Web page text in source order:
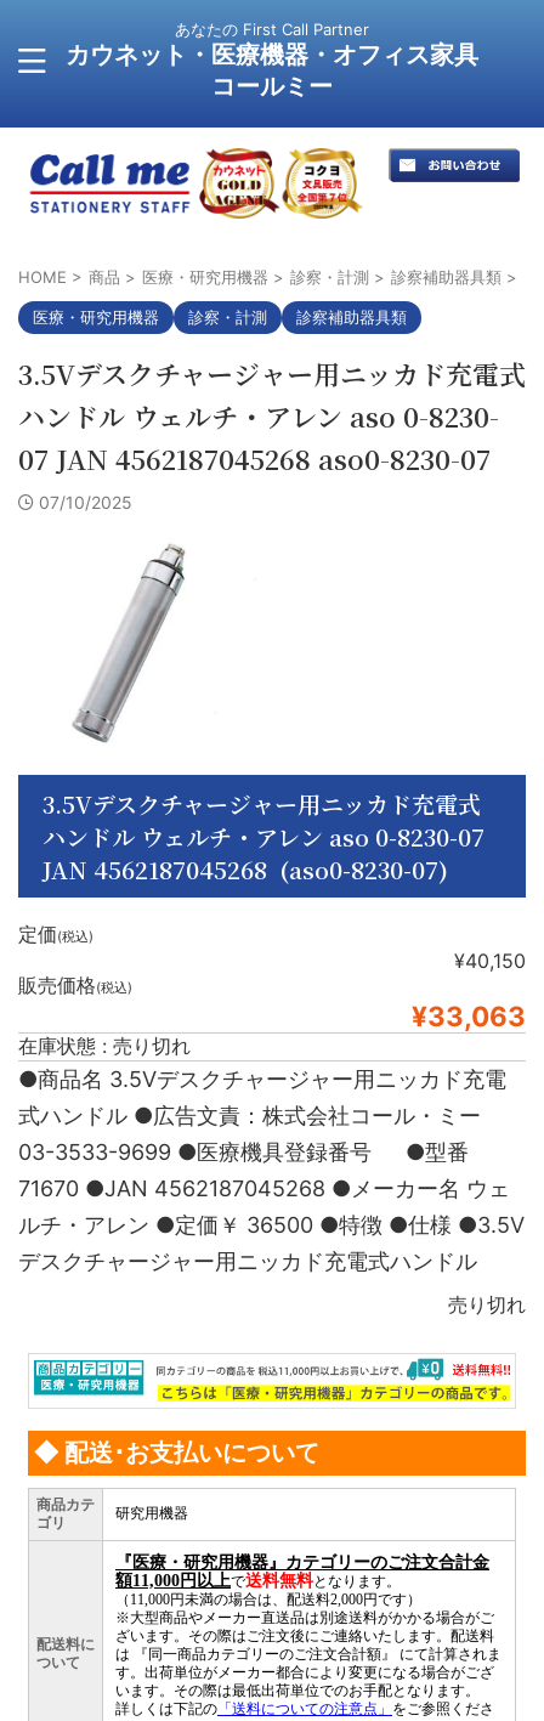
あなたの First Call Partner
カウネット・医療機器・オフィス家具
コールミー
HOME > 商品 > 医療・研究用機器 > 診察・計測 > 診察補助器具類 >
医療・研究用機器 診察・計測 診察補助器具類
3.5Vデスクチャージャー用ニッカド充電式
ハンドル ウェルチ・アレン aso 0-8230-
07 JAN 4562187045268 aso0-8230-07
07/10/2025
3.5Vデスクチャージャー用ニッカド充電式
ハンドル ウェルチ・アレン aso 0-8230-07
JAN 4562187045268 (aso0-8230-07)
定価(税込)
¥40,150
販売価格(税込)
¥33,063
在庫状態 : 売り切れ
●商品名 3.5Vデスクチャージャー用ニッカド充電
式ハンドル ●広告文責：株式会社コール・ミー
03-3533-9699 ●医療機具登録番号 ●型番
71670 ●JAN 4562187045268 ●メーカー名 ウェ
ルチ・アレン ●定価￥ 36500 ●特徴 ●仕様 ●3.5V
デスクチャージャー用ニッカド充電式ハンドル
売り切れ